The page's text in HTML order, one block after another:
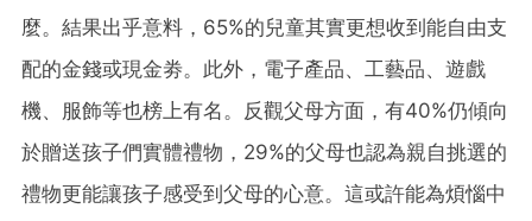
麼。結果出乎意料，65%的兒童其實更想收到能自由支
配的金錢或現金劵。此外，電子產品、工藝品、遊戲
機、服飾等也榜上有名。反觀父母方面，有40%仍傾向
於贈送孩子們實體禮物，29%的父母也認為親自挑選的
禮物更能讓孩子感受到父母的心意。這或許能為煩惱中